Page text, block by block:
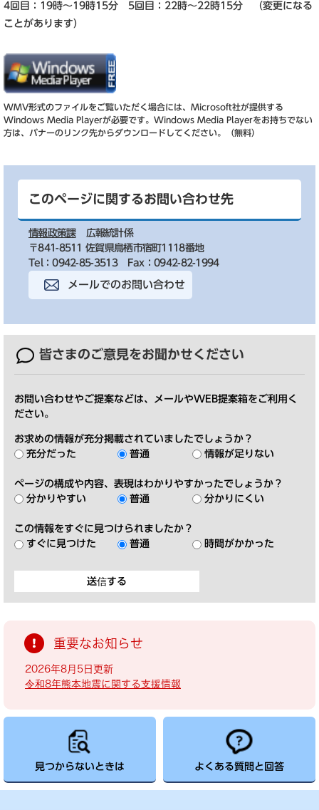
4回目：19時～19時15分 5回目：22時～22時15分 （変更になる
ことがあります）
WMV形式のファイルをご覧いただく場合には、Microsoft社が提供する
Windows Media Playerが必要です。 Windows Media Playerをお持ちでない
方は、バナーのリンク先からダウンロードしてください。（無料）
このページに関するお問い合わせ先
情報政策課
広報統計係
〒841-8511 佐賀県鳥栖市宿町1118番地
Tel：0942-85-3513
Fax：0942-82-1994
メールでのお問い合わせ
皆さまのご意見をお聞かせください
お問い合わせやご提案などは、メールやWEB提案箱をご利用く
ださい。
お求めの情報が充分掲載されていましたでしょうか？
充分だった
普通 情報が足りない
ページの構成や内容、表現はわかりやすかったでしょうか？
分かりやすい
普通 分かりにくい
この情報をすぐに見つけられましたか？
すぐに見つけた
普通 時間がかかった
重要なお知らせ
2026年8月5日更新
令和8年熊本地震に関する支援情報
見つからないときは よくある質問と回答